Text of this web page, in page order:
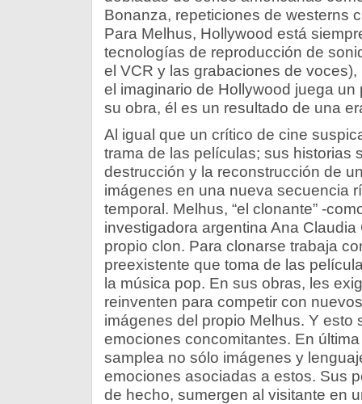
Bonanza, repeticiones de westerns
Para Melhus, Hollywood está
tecnologías de reproducción de
el VCR y las grabaciones de
el imaginario de Hollywood juega
su obra, él es un resultado de una
Al igual que un crítico de cine
trama de las películas; sus historias
destrucción y la reconstrucción de
imágenes en una nueva secuencia
temporal. Melhus, “el clonante” -
investigadora argentina Ana
propio clon. Para clonarse trabaja
preexistente que toma de las
la música pop. En sus obras, les
reinventen para competir con
imágenes del propio Melhus. Y esto
emociones concomitantes. En
samplea no sólo imágenes y
emociones asociadas a estos. Sus
de hecho, sumergen al visitante en